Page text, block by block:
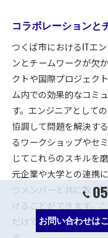
コラボレーションと
つくば市におけるITエ
ンとチームワークが欠
クトや国際プロジェク
ム内での効果的なコミ
す。エンジニアとして
協調して問題を解決す
るワークショップやセ
じてこれらのスキルを
元企業や大学との連携
つメンバーと共に取り
けることができます。
だけでなく、チーム全
お問い合わせは